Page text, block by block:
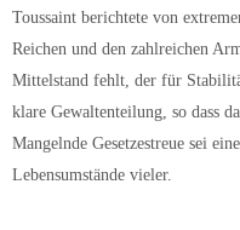
Toussaint berichtete von
Reichen und den zahlreichen
Mittelstand fehlt, der für
klare Gewaltenteilung, so dass
Mangelnde Gesetzestreue sei
Lebensumstände vieler.